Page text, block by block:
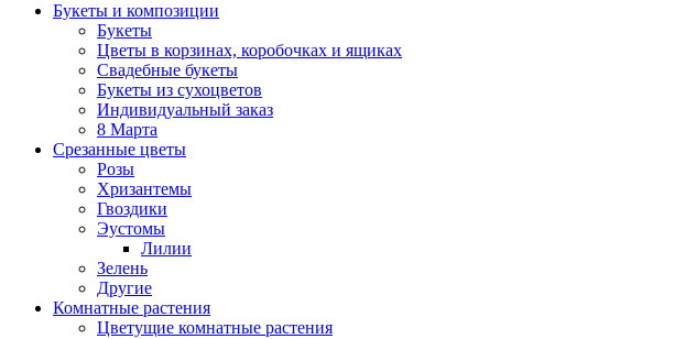
Букеты и композиции
Букеты
Цветы в корзинах, коробочках и ящиках
Свадебные букеты
Букеты из сухоцветов
Индивидуальный заказ
8 Марта
Срезанные цветы
Розы
Хризантемы
Гвоздики
Эустомы
Лилии
Зелень
Другие
Комнатные растения
Цветущие комнатные растения